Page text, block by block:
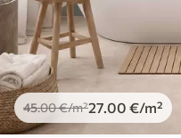
45.00€/m²27.00 €/m²